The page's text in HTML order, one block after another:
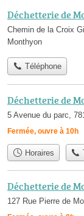
Déchetterie de
Chemin de la Croix
Monthyon
Téléphone
Déchetterie de
5 Avenue du parc,
Fermée, ouvre à 10h
Horaires
Déchetterie de
127 Rue Pierre de